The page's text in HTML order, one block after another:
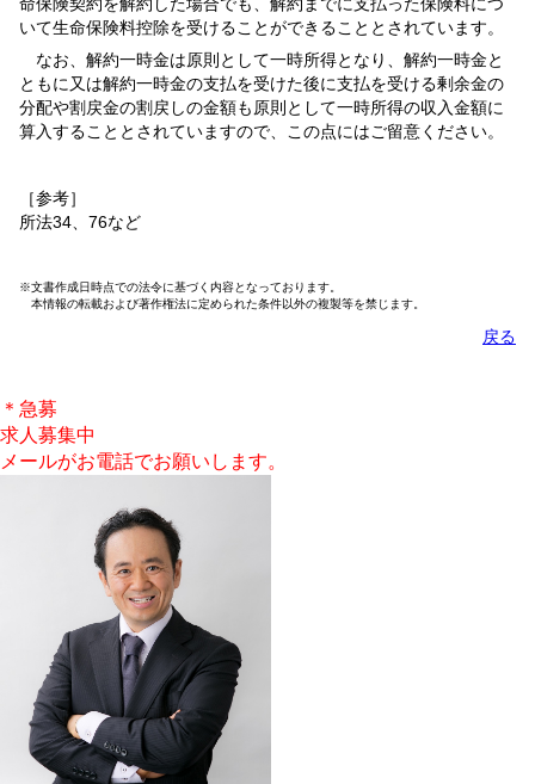
命保険契約を解約した場合でも、解約までに支払った保険料につ
いて生命保険料控除を受けることができることとされています。
なお、解約一時金は原則として一時所得となり、解約一時金と
ともに又は解約一時金の支払を受けた後に支払を受ける剰余金の
分配や割戻金の割戻しの金額も原則として一時所得の収入金額に
算入することとされていますので、この点にはご留意ください。
［参考］
所法34、76など
※文書作成日時点での法令に基づく内容となっております。
本情報の転載および著作権法に定められた条件以外の複製等を禁じます。
戻る
＊急募
求人募集中
メールがお電話でお願いします。